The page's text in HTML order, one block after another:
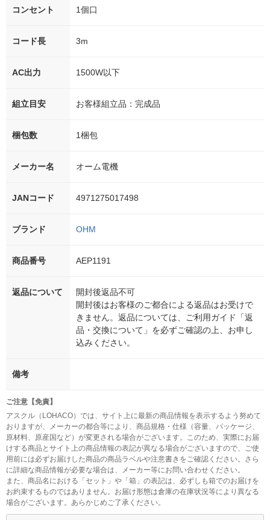
コンセント 1個口
コード長 3m
AC出力 1500W以下
組立目安 お客様組立品：完成品
梱包数 1梱包
メーカー名 オーム電機
JANコード 4971275017498
ブランド OHM
商品番号 AEP1191
返品について
開封後返品不可
開封後はお客様のご都合による返品はお受けで
きません。返品については、ご利用ガイド「返
品・交換について」を必ずご確認の上、お申し
込みください。
備考
ご注意【免責】
アスクル（LOHACO）では、サイト上に最新の商品情報を表示するよう努めて
おりますが、メーカーの都合等により、商品規格・仕様（容量、パッケージ、
原材料、原産国など）が変更される場合がございます。このため、実際にお届
けする商品とサイト上の商品情報の表記が異なる場合がございますので、ご使
用前には必ずお届けした商品の商品ラベルや注意書きをご確認ください。さら
に詳細な商品情報が必要な場合は、メーカー等にお問い合わせください。
また、商品名における「セット」や「箱」の表記は、必ずしも箱でのお届けを
お約束するものではありません。お届け形態は倉庫の在庫状況等により異なる
場合がございます。あらかじめご了承ください。